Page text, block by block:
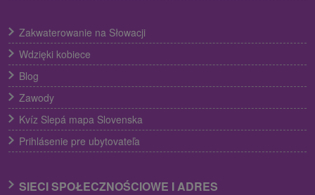
Zakwaterowanie na Słowacji
Wdzięki kobiece
Blog
Zawody
Kvíz Slepá mapa Slovenska
Prihlásenie pre ubytovateľa
SIECI SPOŁECZNOŚCIOWE I ADRES